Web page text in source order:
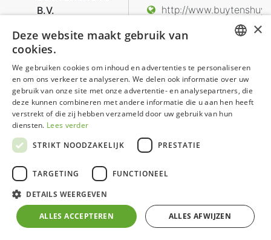
B.V.
3851 SP
ERMELO
Nederland
http://
info@buytenshuys.nl
00 31 857 607090
GERMAN
FRENCH
×
Deze website maakt gebruik van
cookies.
We gebruiken cookies om inhoud en advertenties te personaliseren
en om ons verkeer te analyseren. We delen ook informatie over uw
gebruik van onze site met onze advertentie- en analysepartners, die
deze kunnen combineren met andere informatie die u aan hen heeft
verstrekt of die zij hebben verzameld door uw gebruik van hun
diensten. Lees verder
STRIKT NOODZAKELIJK
PRESTATIE
TARGETING FUNCTIONEEL
DETAILS WEERGEVEN
ALLES ACCEPTEREN ALLES AFWIJZEN